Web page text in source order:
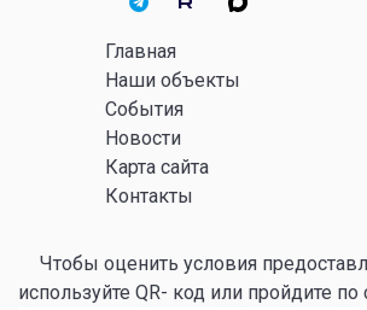
Главная
Наши объекты
События
Новости
Карта сайта
Контакты
Чтобы оценить условия
используйте QR- код или пройдите